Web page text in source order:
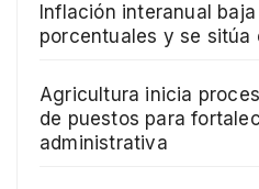
Inflación interanual
porcentuales y se sitúa
Agricultura inicia
de puestos para
administrativa